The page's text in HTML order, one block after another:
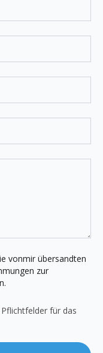
vonmir übersandten
zur
für das